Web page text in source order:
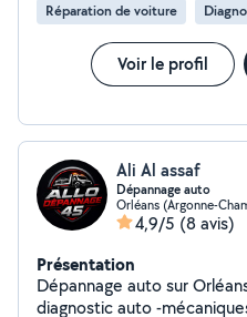
Réparation de voiture
Voir le profil
Ali Al assaf
Dépannage auto
Orléans (Argonne-
4,9/5 (8 avis)
Présentation
Dépannage auto sur